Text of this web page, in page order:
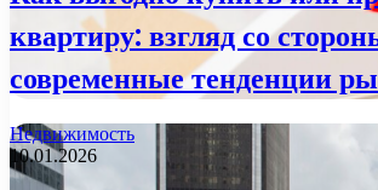
квартиру: взгляд со
современные тенденции
Недвижимость
10.01.2026